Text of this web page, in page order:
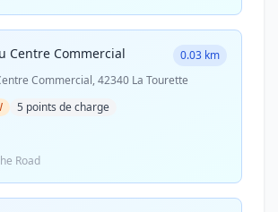
Centre Commercial
0.03 km
Commercial, 42340 La Tourette
5 points de charge
Road